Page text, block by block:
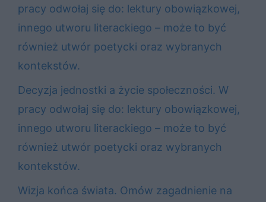
pracy odwołaj się do: lektury obowiązkowej,
innego utworu literackiego – może to być
również utwór poetycki oraz wybranych
kontekstów.
Decyzja jednostki a życie społeczności. W
pracy odwołaj się do: lektury obowiązkowej,
innego utworu literackiego – może to być
również utwór poetycki oraz wybranych
kontekstów.
Wizja końca świata. Omów zagadnienie na